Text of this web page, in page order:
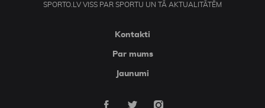
SPORTO.LV VISS PAR SPORTU UN TĀ AKTUALITĀTĒM
Kontakti
Par mums
Jaunumi